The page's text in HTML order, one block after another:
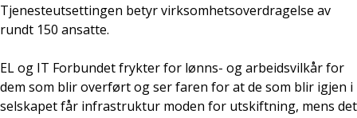
Tjenesteutsettingen betyr virksomhetsoverdragelse av
rundt 150 ansatte.
EL og IT Forbundet frykter for lønns- og arbeidsvilkår for
dem som blir overført og ser faren for at de som blir igjen i
selskapet får infrastruktur moden for utskiftning, mens det